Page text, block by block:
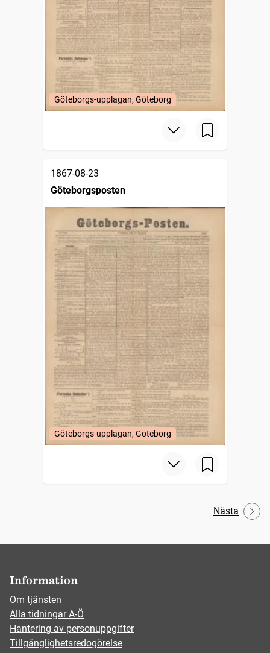
Göteborgs-upplagan, Göteborg
1867-08-23
Göteborgsposten
Göteborgs-upplagan, Göteborg
Nästa
Information
Om tjänsten
Alla tidningar A-Ö
Hantering av personuppgifter
Tillgänglighetsredogörelse